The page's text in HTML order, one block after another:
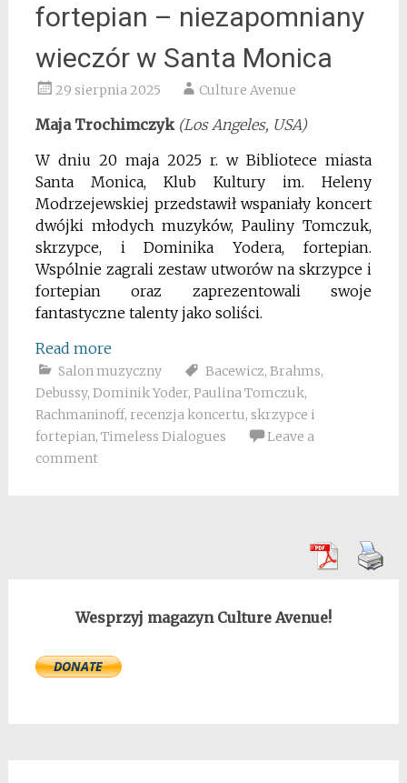
fortepian – niezapomniany
wieczór w Santa Monica
29 sierpnia 2025 Culture Avenue
Maja Trochimczyk (Los Angeles, USA)
W dniu 20 maja 2025 r. w Bibliotece miasta
Santa Monica, Klub Kultury im. Heleny
Modrzejewskiej przedstawił wspaniały koncert
dwójki młodych muzyków, Pauliny Tomczuk,
skrzypce, i Dominika Yodera, fortepian.
Wspólnie zagrali zestaw utworów na skrzypce i
fortepian oraz zaprezentowali swoje
fantastyczne talenty jako soliści.
Read more
Salon muzyczny Bacewicz, Brahms,
Debussy, Dominik Yoder, Paulina Tomczuk,
Rachmaninoff, recenzja koncertu, skrzypce i
fortepian, Timeless Dialogues
Leave a
comment
Wesprzyj magazyn Culture Avenue!